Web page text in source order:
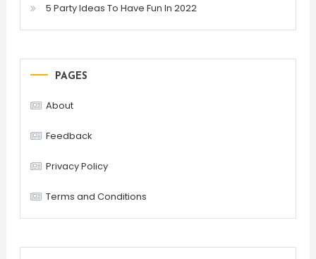
5 Party Ideas To Have Fun In 2022
PAGES
About
Feedback
Privacy Policy
Terms and Conditions